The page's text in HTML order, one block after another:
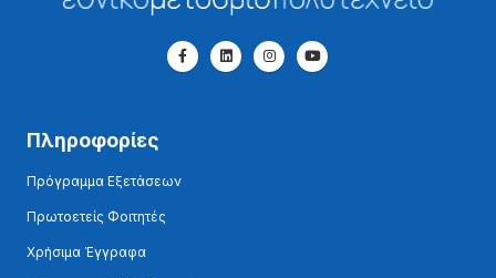
Πληροφορίες
Πρόγραμμα Εξετάσεων
Πρωτοετείς Φοιτητές
Χρήσιμα Έγγραφα